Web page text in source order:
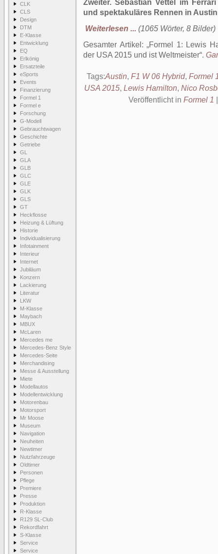
CLK
CLS
Design
DTM
E-Klasse
Entwicklung
EQ
Erlkönig
Ersatzteile
eSports
Events
Finanzierung
Formel 1
Formel e
Forschung
G-Modell
Gebrauchtwagen
Geschichte
Getriebe
GL
GLA
GLB
GLC
GLE
GLK
GLS
GT
Heckflosse
Heizung & Lüftung
Historie
Individualisierung
Infotainment
Interieur
Internet
Jubiläum
Konzern
Lackierung
Literatur
LKW
M-Klasse
Maybach
MBUX
McLaren
Mercedes me
Mercedes-Benz Style
Mercedes-Seite
Merchandising
Messe & Ausstellung
Miete
Modellautos
Modellentwicklung
Motorenbau
Motorsport
Mr Moose
Museum
Navigation
Neuheiten
Newtimer
Nutzfahrzeuge
Oldtimer
Personen
Pflege
Premiere
Presse
Produktion
R-Klasse
R129 SL-Club
Rekordfahrt
S-Klasse
Service
Service
Zweiter. Sebastian Vettel im
und spektakuläres Rennen in
Weiterlesen ... (1065 Wörter, 8 Bilder)
Gesamter Artikel: Formel 1: Lewis
der USA 2015 und ist Weltmeister .
Tags:Austin, F1 W 06 Hybrid, Formel
USA 2015, Lewis Hamilton, Nico
Veröffentlicht in Formel 1